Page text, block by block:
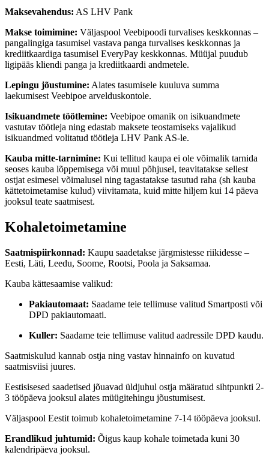
Maksevahendus: AS LHV Pank
Makse toimimine: Väljaspool Veebipoodi turvalises keskkonnas –
pangalingiga tasumisel vastava panga turvalises keskkonnas ja
krediitkaardiga tasumisel EveryPay keskkonnas. Müüjal puudub
ligipääs kliendi panga ja krediitkaardi andmetele.
Lepingu jõustumine: Alates tasumisele kuuluva summa
laekumisest Veebipoe arvelduskontole.
Isikuandmete töötlemine: Veebipoe omanik on isikuandmete
vastutav töötleja ning edastab maksete teostamiseks vajalikud
isikuandmed volitatud töötleja LHV Pank AS-le.
Kauba mitte-tarnimine: Kui tellitud kaupa ei ole võimalik tarnida
seoses kauba lõppemisega või muul põhjusel, teavitatakse sellest
ostjat esimesel võimalusel ning tagastatakse tasutud raha (sh kauba
kättetoimetamise kulud) viivitamata, kuid mitte hiljem kui 14 päeva
jooksul teate saatmisest.
Kohaletoimetamine
Saatmispiirkonnad: Kaupu saadetakse järgmistesse riikidesse –
Eesti, Läti, Leedu, Soome, Rootsi, Poola ja Saksamaa.
Kauba kättesaamise valikud:
Pakiautomaat: Saadame teie tellimuse valitud Smartposti või
DPD pakiautomaati.
Kuller: Saadame teie tellimuse valitud aadressile DPD kaudu.
Saatmiskulud kannab ostja ning vastav hinnainfo on kuvatud
saatmisviisi juures.
Eestisisesed saadetised jõuavad üldjuhul ostja määratud sihtpunkti 2-
3 tööpäeva jooksul alates müügitehingu jõustumisest.
Väljaspool Eestit toimub kohaletoimetamine 7-14 tööpäeva jooksul.
Erandlikud juhtumid: Õigus kaup kohale toimetada kuni 30
kalendripäeva jooksul.